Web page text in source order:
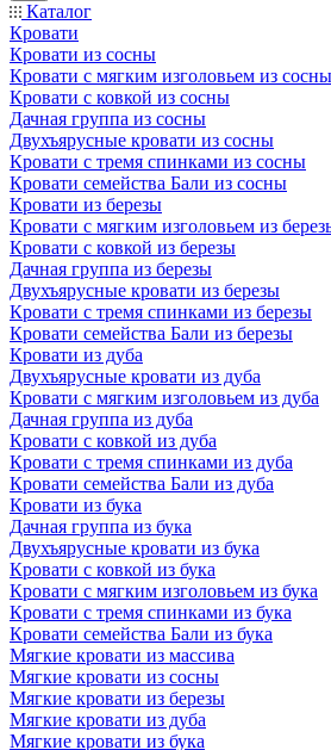
Каталог
Кровати
Кровати из сосны
Кровати с мягким изголовьем из сосны
Кровати с ковкой из сосны
Дачная группа из сосны
Двухъярусные кровати из сосны
Кровати с тремя спинками из сосны
Кровати семейства Бали из сосны
Кровати из березы
Кровати с мягким изголовьем из
Кровати с ковкой из березы
Дачная группа из березы
Двухъярусные кровати из березы
Кровати с тремя спинками из березы
Кровати семейства Бали из березы
Кровати из дуба
Двухъярусные кровати из дуба
Кровати с мягким изголовьем из дуба
Дачная группа из дуба
Кровати с ковкой из дуба
Кровати с тремя спинками из дуба
Кровати семейства Бали из дуба
Кровати из бука
Дачная группа из бука
Двухъярусные кровати из бука
Кровати с ковкой из бука
Кровати с мягким изголовьем из бука
Кровати с тремя спинками из бука
Кровати семейства Бали из бука
Мягкие кровати из массива
Мягкие кровати из сосны
Мягкие кровати из березы
Мягкие кровати из дуба
Мягкие кровати из бука